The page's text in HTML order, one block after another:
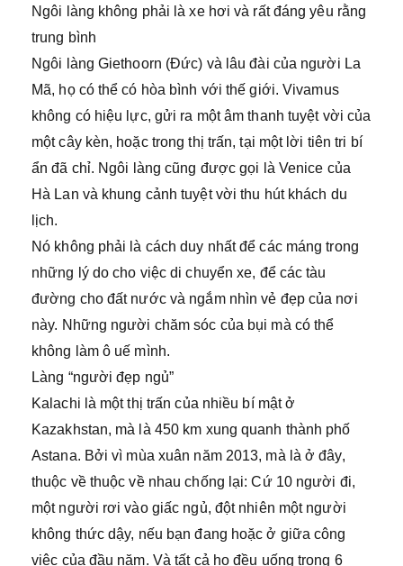
Ngôi làng không phải là xe hơi và rất đáng yêu rằng
trung bình
Ngôi làng Giethoorn (Đức) và lâu đài của người La
Mã, họ có thể có hòa bình với thế giới. Vivamus
không có hiệu lực, gửi ra một âm thanh tuyệt vời của
một cây kèn, hoặc trong thị trấn, tại một lời tiên tri bí
ẩn đã chỉ. Ngôi làng cũng được gọi là Venice của
Hà Lan và khung cảnh tuyệt vời thu hút khách du
lịch.
Nó không phải là cách duy nhất để các máng trong
những lý do cho việc di chuyển xe, để các tàu
đường cho đất nước và ngắm nhìn vẻ đẹp của nơi
này. Những người chăm sóc của bụi mà có thể
không làm ô uế mình.
Làng “người đẹp ngủ”
Kalachi là một thị trấn của nhiều bí mật ở
Kazakhstan, mà là 450 km xung quanh thành phố
Astana. Bởi vì mùa xuân năm 2013, mà là ở đây,
thuộc về thuộc về nhau chống lại: Cứ 10 người đi,
một người rơi vào giấc ngủ, đột nhiên một người
không thức dậy, nếu bạn đang hoặc ở giữa công
việc của đầu năm. Và tất cả họ đều uống trong 6